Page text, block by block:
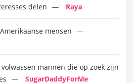
delen
Raya
mensen
volwassen mannen die op zoek zijn
SugarDaddyForMe